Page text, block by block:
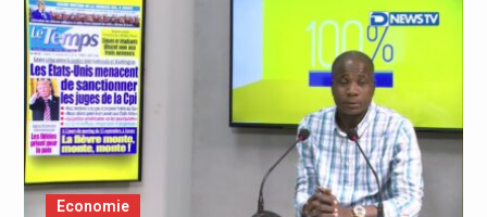
Economie